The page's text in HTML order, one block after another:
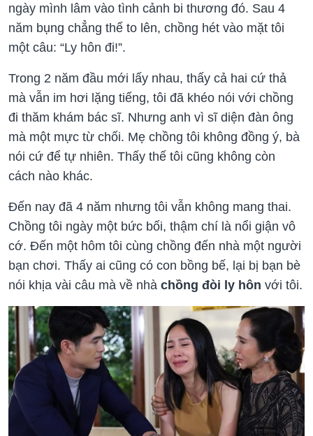
ngày mình lâm vào tình cảnh bi thương đó. Sau 4
năm bụng chẳng thể to lên, chồng hét vào mặt tôi
một câu: “Ly hôn đi!”.
Trong 2 năm đầu mới lấy nhau, thấy cả hai cứ thả
mà vẫn im hơi lặng tiếng, tôi đã khéo nói với chồng
đi thăm khám bác sĩ. Nhưng anh vì sĩ diện đàn ông
mà một mực từ chối. Mẹ chồng tôi không đồng ý, bà
nói cứ để tự nhiên. Thấy thế tôi cũng không còn
cách nào khác.
Đến nay đã 4 năm nhưng tôi vẫn không mang thai.
Chồng tôi ngày một bức bối, thậm chí là nổi giận vô
cớ. Đến một hôm tôi cùng chồng đến nhà một người
bạn chơi. Thấy ai cũng có con bồng bế, lại bị bạn bè
nói khịa vài câu mà về nhà chồng đòi ly hôn với tôi.